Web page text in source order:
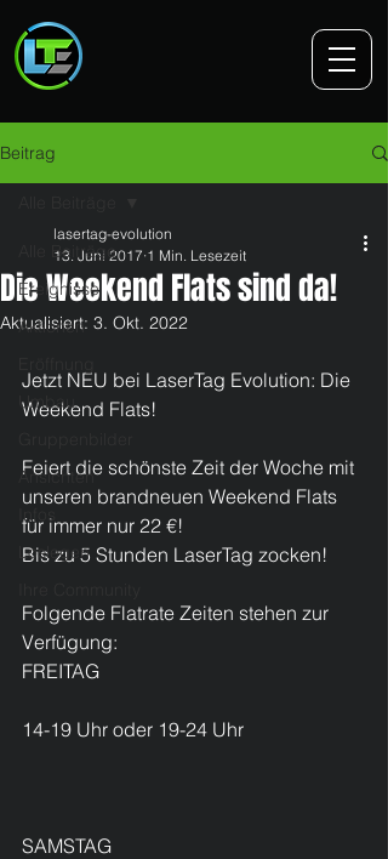
Beitrag
Alle Beiträge
Ereignisse
Aktionen
Umbau
Ansichten
Infos
Loslegen
Die Weekend Flats sind da!
lasertag-evolution
13. Juni 2017 1 Min. Lesezeit
Aktualisiert: 3. Okt. 2022
Jetzt NEU bei LaserTag Evolution: Die
Weekend Flats!
Feiert die schönste Zeit der Woche mit
unseren brandneuen Weekend Flats
für immer nur 22 €!
Bis zu 5 Stunden LaserTag zocken!
Folgende Flatrate Zeiten stehen zur
Verfügung:
FREITAG
14-19 Uhr oder 19-24 Uhr
SAMSTAG